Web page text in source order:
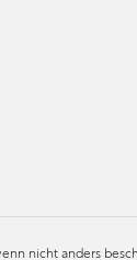
nicht anders